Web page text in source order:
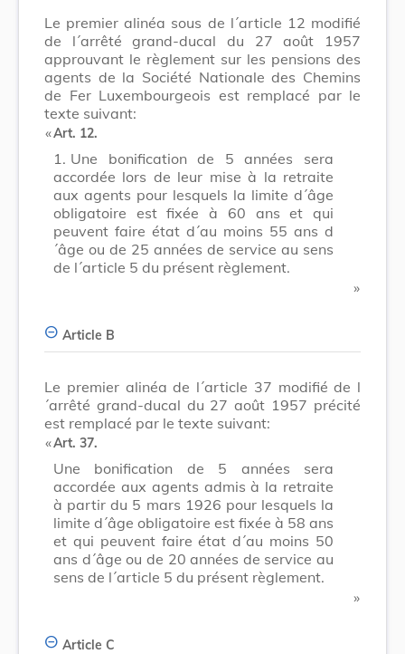
Le premier alinéa sous de l´article 12 modifié
de l´arrêté grand-ducal du 27 août 1957
approuvant le règlement sur les pensions des
agents de la Société Nationale des Chemins
de Fer Luxembourgeois est remplacé par le
texte suivant:
​ «Art. 12.
1. Une bonification de 5 années sera
accordée lors de leur mise à la retraite
aux agents pour lesquels la limite d´âge
obligatoire est fixée à 60 ans et qui
peuvent faire état d´au moins 55 ans d
´âge ou de 25 années de service au sens
de l´article 5 du présent règlement.
​ »
Article B
Le premier alinéa de l´article 37 modifié de l
´arrêté grand-ducal du 27 août 1957 précité
est remplacé par le texte suivant:
​ «Art. 37.
Une bonification de 5 années sera
accordée aux agents admis à la retraite
à partir du 5 mars 1926 pour lesquels la
limite d´âge obligatoire est fixée à 58 ans
et qui peuvent faire état d´au moins 50
ans d´âge ou de 20 années de service au
sens de l´article 5 du présent règlement.
​ »
Article C